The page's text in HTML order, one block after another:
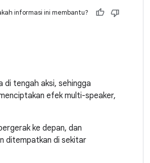
informasi ini membantu?
di tengah aksi, sehingga
efek multi-speaker,
ke depan, dan
ditempatkan di sekitar